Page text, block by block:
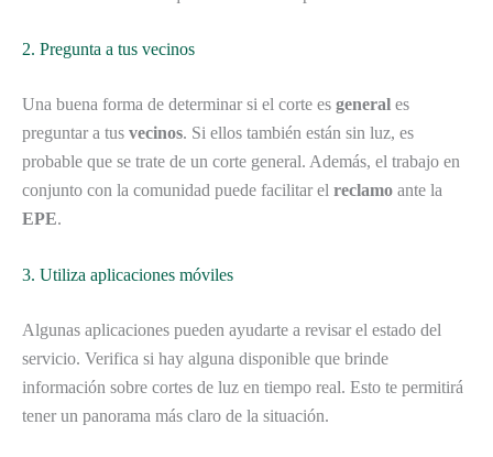
2. Pregunta a tus vecinos
Una buena forma de determinar si el corte es general es
preguntar a tus vecinos. Si ellos también están sin luz, es
probable que se trate de un corte general. Además, el trabajo en
conjunto con la comunidad puede facilitar el reclamo ante la
EPE.
3. Utiliza aplicaciones móviles
Algunas aplicaciones pueden ayudarte a revisar el estado del
servicio. Verifica si hay alguna disponible que brinde
información sobre cortes de luz en tiempo real. Esto te permitirá
tener un panorama más claro de la situación.